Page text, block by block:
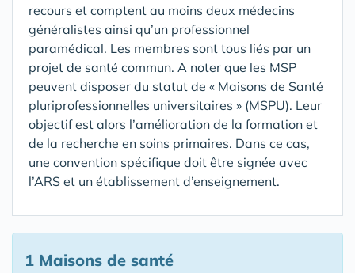
recours et comptent au moins deux médecins
généralistes ainsi qu’un professionnel
paramédical. Les membres sont tous liés par un
projet de santé commun. A noter que les MSP
peuvent disposer du statut de « Maisons de Santé
pluriprofessionnelles universitaires » (MSPU). Leur
objectif est alors l’amélioration de la formation et
de la recherche en soins primaires. Dans ce cas,
une convention spécifique doit être signée avec
l’ARS et un établissement d’enseignement.
1 Maisons de santé